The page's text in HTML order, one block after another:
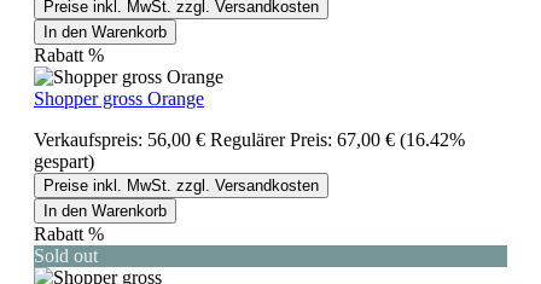
Preise inkl. MwSt. zzgl. Versandkosten
In den Warenkorb
Rabatt %
Shopper gross Orange
Verkaufspreis: 56,00 € Regulärer Preis: 67,00 € (16.42%
gespart)
Preise inkl. MwSt. zzgl. Versandkosten
In den Warenkorb
Rabatt %
Sold out